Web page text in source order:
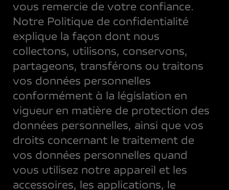
vous remercie de votre confiance.
Notre Politique de confidentialité
explique la façon dont nous
collectons, utilisons, conservons,
partageons, transférons ou traitons
vos données personnelles
conformément à la législation en
vigueur en matière de protection des
données personnelles, ainsi que vos
droits concernant le traitement de
vos données personnelles quand
vous utilisez notre appareil et les
accessoires, les applications, le